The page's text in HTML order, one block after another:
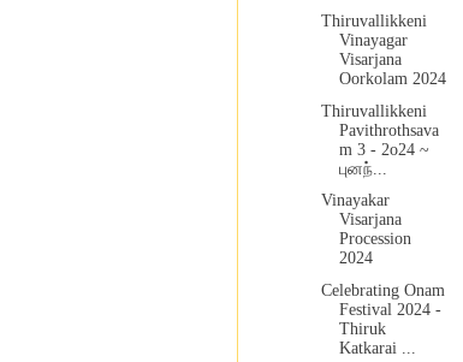
Thiruvallikkeni
Vinayagar
Visarjana
Oorkolam 2024
Thiruvallikkeni
Pavithrothsava
m 3 - 2o24 ~
புனந்...
Vinayakar
Visarjana
Procession
2024
Celebrating Onam
Festival 2024 -
Thiruk
Katkarai ...